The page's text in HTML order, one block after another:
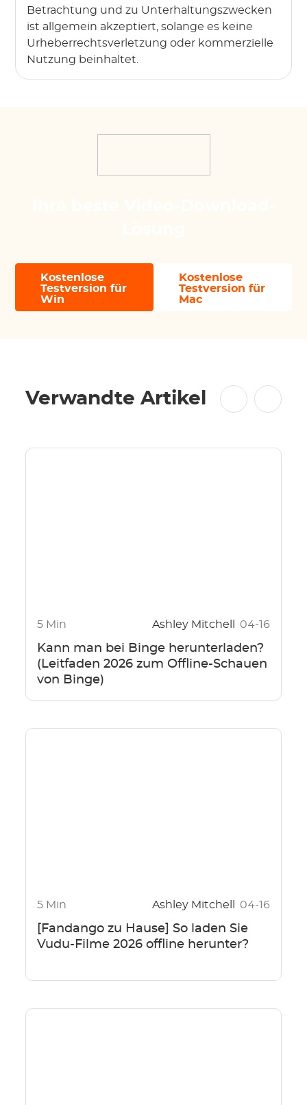
Betrachtung und zu Unterhaltungszwecken
ist allgemein akzeptiert, solange es keine
Urheberrechtsverletzung oder kommerzielle
Nutzung beinhaltet.
Kostenlose
Testversion für
Win
Kostenlose
Testversion für
Mac
Verwandte Artikel
5 Min Ashley Mitchell 04-16
Kann man bei Binge herunterladen?
(Leitfaden 2026 zum Offline-Schauen
von Binge)
5 Min Ashley Mitchell 04-16
[Fandango zu Hause] So laden Sie
Vudu-Filme 2026 offline herunter?